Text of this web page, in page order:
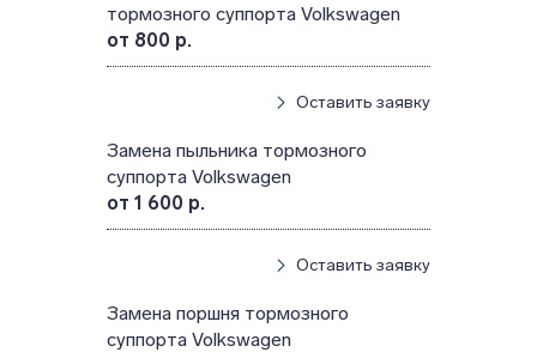
тормозного суппорта Volkswagen
от 800 р.
Оставить заявку
Замена пыльника тормозного
суппорта Volkswagen
от 1 600 р.
Оставить заявку
Замена поршня тормозного
суппорта Volkswagen